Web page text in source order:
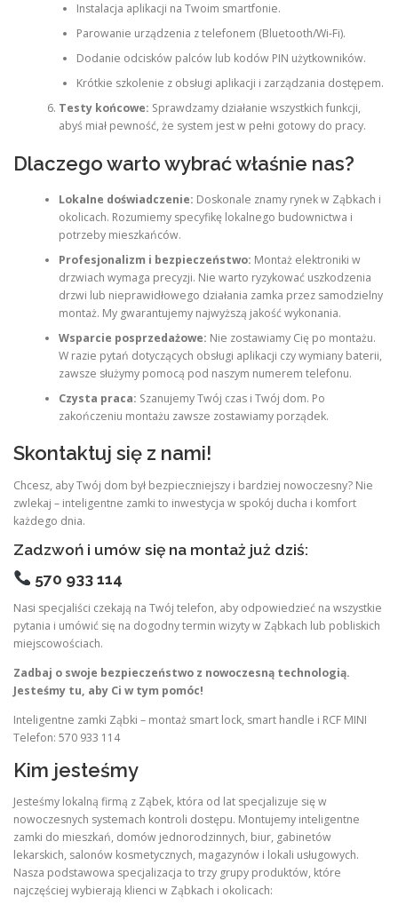
Instalacja aplikacji na Twoim smartfonie.
Parowanie urządzenia z telefonem (Bluetooth/Wi-Fi).
Dodanie odcisków palców lub kodów PIN użytkowników.
Krótkie szkolenie z obsługi aplikacji i zarządzania dostępem.
Testy końcowe: Sprawdzamy działanie wszystkich funkcji,
abyś miał pewność, że system jest w pełni gotowy do pracy.
Dlaczego warto wybrać właśnie nas?
Lokalne doświadczenie: Doskonale znamy rynek w Ząbkach i
okolicach. Rozumiemy specyfikę lokalnego budownictwa i
potrzeby mieszkańców.
Profesjonalizm i bezpieczeństwo: Montaż elektroniki w
drzwiach wymaga precyzji. Nie warto ryzykować uszkodzenia
drzwi lub nieprawidłowego działania zamka przez samodzielny
montaż. My gwarantujemy najwyższą jakość wykonania.
Wsparcie posprzedażowe: Nie zostawiamy Cię po montażu.
W razie pytań dotyczących obsługi aplikacji czy wymiany baterii,
zawsze służymy pomocą pod naszym numerem telefonu.
Czysta praca: Szanujemy Twój czas i Twój dom. Po
zakończeniu montażu zawsze zostawiamy porządek.
Skontaktuj się z nami!
Chcesz, aby Twój dom był bezpieczniejszy i bardziej nowoczesny? Nie
zwlekaj – inteligentne zamki to inwestycja w spokój ducha i komfort
każdego dnia.
Zadzwoń i umów się na montaż już dziś:
570 933 114
Nasi specjaliści czekają na Twój telefon, aby odpowiedzieć na wszystkie
pytania i umówić się na dogodny termin wizyty w Ząbkach lub pobliskich
miejscowościach.
Zadbaj o swoje bezpieczeństwo z nowoczesną technologią.
Jesteśmy tu, aby Ci w tym pomóc!
Inteligentne zamki Ząbki – montaż smart lock, smart handle i RCF MINI
Telefon: 570 933 114
Kim jesteśmy
Jesteśmy lokalną firmą z Ząbek, która od lat specjalizuje się w
nowoczesnych systemach kontroli dostępu. Montujemy inteligentne
zamki do mieszkań, domów jednorodzinnych, biur, gabinetów
lekarskich, salonów kosmetycznych, magazynów i lokali usługowych.
Nasza podstawowa specjalizacja to trzy grupy produktów, które
najczęściej wybierają klienci w Ząbkach i okolicach: